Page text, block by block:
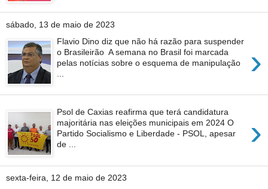
sábado, 13 de maio de 2023
›
Flavio Dino diz que não há razão para suspender
o Brasileirão A semana no Brasil foi marcada
pelas notícias sobre o esquema de manipulação
›
Psol de Caxias reafirma que terá candidatura
majoritária nas eleições municipais em 2024 O
Partido Socialismo e Liberdade - PSOL, apesar
de ...
sexta-feira, 12 de maio de 2023